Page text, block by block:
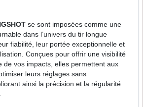
se sont imposées comme une
dans l’univers du tir longue
fiabilité, leur portée exceptionnelle et
Conçues pour offrir une visibilité
de vos impacts, elles permettent aux
leurs réglages sans
ainsi la précision et la régularité